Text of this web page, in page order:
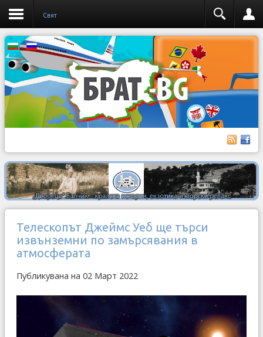
Свят
Телескопът Джеймс Уеб ще търси
извънземни по замърсявания в
атмосферата
Публикувана на 02 Март 2022